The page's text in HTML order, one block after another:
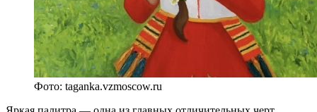
Фото: taganka.vzmoscow.ru